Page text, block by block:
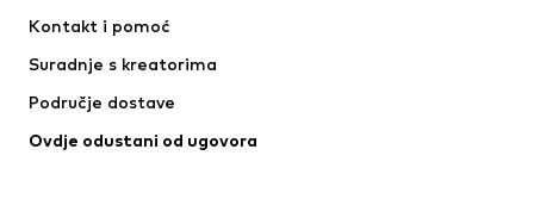
Donje rublje
Kaputi
Kontakt i pomoć
Suradnje s kreatorima
Područje dostave
Ovdje odustani od ugovora